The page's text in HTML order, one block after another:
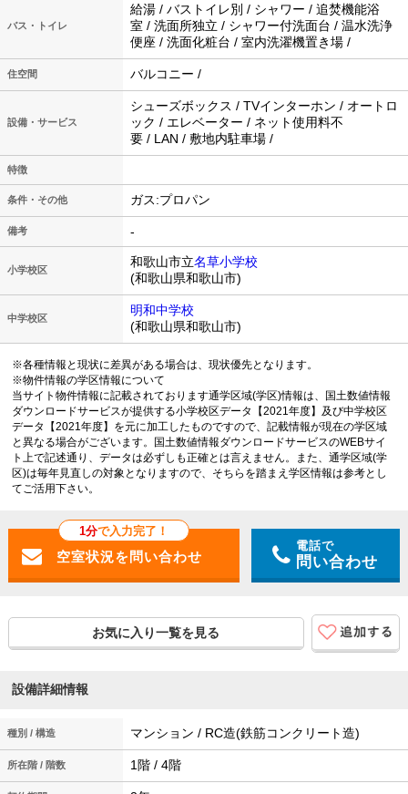
バス・トイレ
給湯 / バストイレ別 / シャワー / 追焚機能浴
室 / 洗面所独立 / シャワー付洗面台 / 温水洗浄
便座 / 洗面化粧台 / 室内洗濯機置き場 /
住空間 バルコニー /
設備・サービス
シューズボックス / TVインターホン / オートロ
ック / エレベーター / ネット使用料不
要 / LAN / 敷地内駐車場 /
特徴
条件・その他 ガス:プロパン
備考 -
小学校区
和歌山市立名草小学校
(和歌山県和歌山市)
中学校区
明和中学校
(和歌山県和歌山市)
※各種情報と現状に差異がある場合は、現状優先となります。
※物件情報の学区情報について
当サイト物件情報に記載されております通学区域(学区)情報は、国土数値情報
ダウンロードサービスが提供する小学校区データ【2021年度】及び中学校区
データ【2021年度】を元に加工したものですので、記載情報が現在の学区域
と異なる場合がございます。国土数値情報ダウンロードサービスのWEBサイ
ト上で記述通り、データは必ずしも正確とは言えません。また、通学区域(学
区)は毎年見直しの対象となりますので、そちらを踏まえ学区情報は参考とし
てご活用下さい。
1分で入力完了！
電話で
問い合わせ
お気に入り一覧を見る
設備詳細情報
種別 / 構造 マンション / RC造(鉄筋コンクリート造)
所在階 / 階数 1階 / 4階